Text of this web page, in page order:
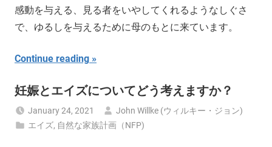
感動を与える、見る者をいやしてくれるようなしぐさ
で、ゆるしを与えるために母のもとに来ています。
Continue reading
妊娠とエイズについてどう考えますか？
January 24, 2021
John Willke (ウィルキー・ジョン)
エイズ, 自然な家族計画（NFP)